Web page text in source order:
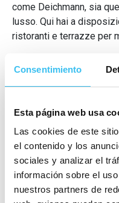
Consentimiento
Esta página web usa
Las cookies de este
el contenido y los
sociales y analizar el
información sobre el
nuestros partners de
come Deichmann, sia
lusso. Qui hai a
ristoranti e terrazze per
Centro
Questo Centro
progettato nel più
vie, piazze e fontane
presenti le grandi
assortimento di
supermercati.